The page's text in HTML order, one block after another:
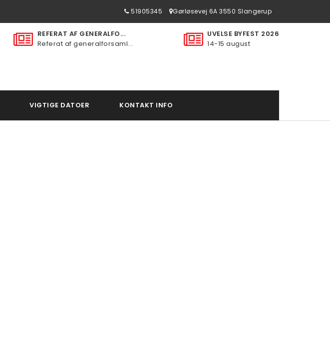
51905345 Gørløsevej 6A 3550 Slangerup
REFERAT AF GENERALFO...
Referat af generalforsaml...
UVELSE BYFEST 2026
14-15 august
VIGTIGE DATOER KONTAKT INFO